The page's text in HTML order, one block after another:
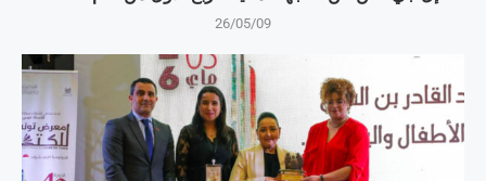
26/05/09